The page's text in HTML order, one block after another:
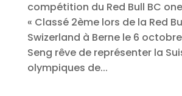
compétition du Red Bull BC
« Classé 2ème lors de la Red
Swizerland à Berne le 6
Seng rêve de représenter la
olympiques de...